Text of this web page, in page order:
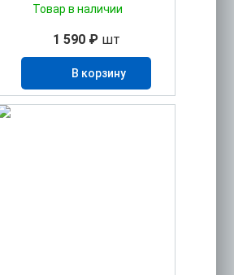
Товар в наличии
1 590 ₽шт
В корзину